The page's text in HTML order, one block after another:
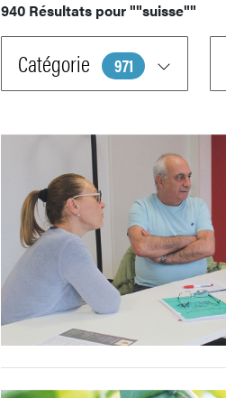
940 Résultats pour""suisse""
Catégorie 971